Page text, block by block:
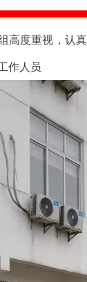
高度重视，认
作人员